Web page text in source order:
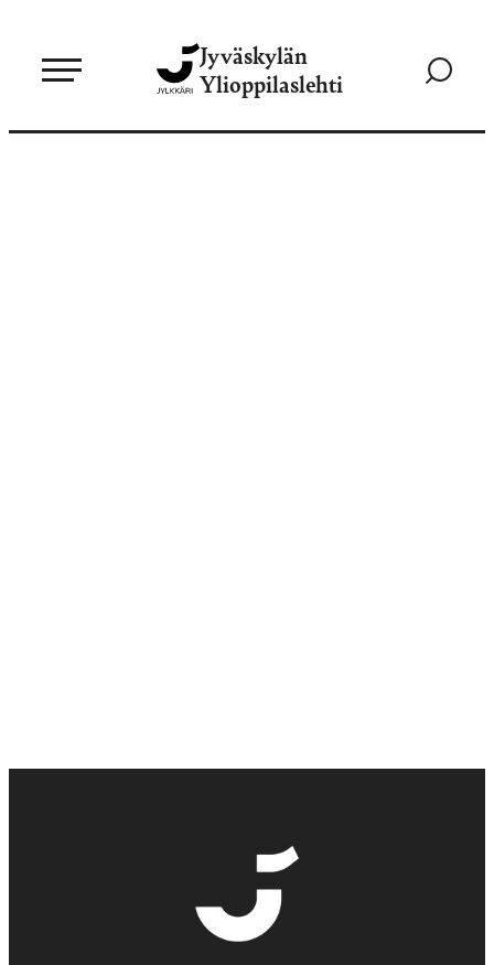
sisältöön
Jyväskylän
Ylioppilaslehti
Siirry